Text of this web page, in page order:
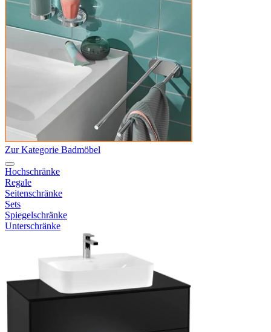
Zur Kategorie Badmöbel
Hochschränke
Regale
Seitenschränke
Sets
Spiegelschränke
Unterschränke